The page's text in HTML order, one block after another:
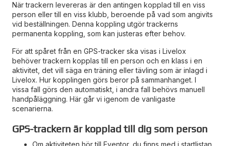
När trackern levereras är den antingen kopplad till en viss
person eller till en viss klubb, beroende på vad som angivits
vid beställningen. Denna koppling utgör trackerns
permanenta koppling, som kan justeras efter behov.
För att spåret från en GPS-tracker ska visas i Livelox
behöver trackern kopplas till en person och en klass i en
aktivitet, det vill säga en träning eller tävling som är inlagd i
Livelox. Hur kopplingen görs beror på sammanhanget. I
vissa fall görs den automatiskt, i andra fall behövs manuell
handpåläggning. Här går vi igenom de vanligaste
scenarierna.
GPS-trackern är kopplad till dig som person
Om aktiviteten hör till Eventor, du finns med i startlistan